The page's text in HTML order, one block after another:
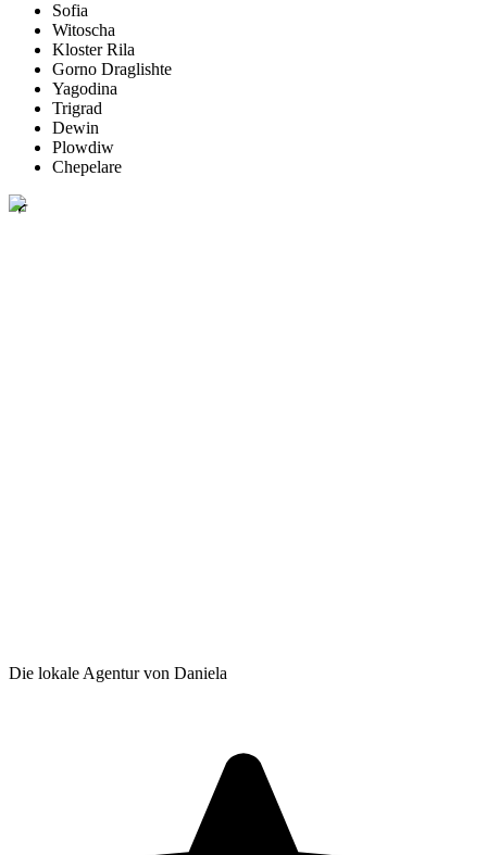
Sofia
Witoscha
Kloster Rila
Gorno Draglishte
Yagodina
Trigrad
Dewin
Plowdiw
Chepelare
Die lokale Agentur von Daniela